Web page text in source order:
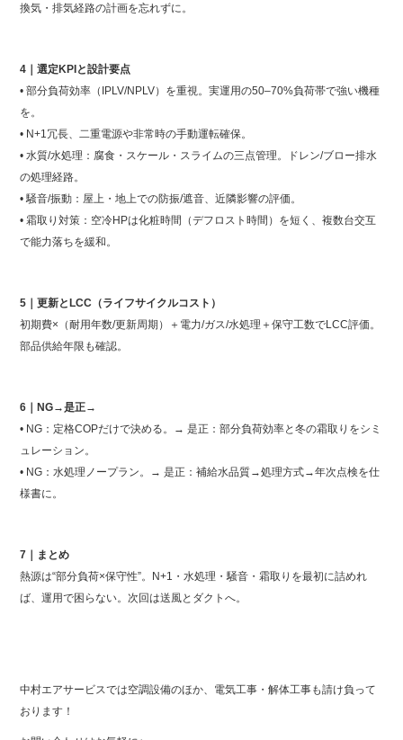
換気・排気経路の計画を忘れずに。
4｜選定KPIと設計要点
• 部分負荷効率（IPLV/NPLV）を重視。実運用の50–70%負荷帯で強い機種
を。
• N+1冗長、二重電源や非常時の手動運転確保。
• 水質/水処理：腐食・スケール・スライムの三点管理。ドレン/ブロー排水
の処理経路。
• 騒音/振動：屋上・地上での防振/遮音、近隣影響の評価。
• 霜取り対策：空冷HPは化粧時間（デフロスト時間）を短く、複数台交互
で能力落ちを緩和。
5｜更新とLCC（ライフサイクルコスト）
初期費×（耐用年数/更新周期）＋電力/ガス/水処理＋保守工数でLCC評価。
部品供給年限も確認。
6｜NG→是正→
• NG：定格COPだけで決める。→ 是正：部分負荷効率と冬の霜取りをシミ
ュレーション。
• NG：水処理ノープラン。→ 是正：補給水品質→処理方式→年次点検を仕
様書に。
7｜まとめ
熱源は“部分負荷×保守性”。N+1・水処理・騒音・霜取りを最初に詰めれ
ば、運用で困らない。次回は送風とダクトへ。
中村エアサービスでは空調設備のほか、電気工事・解体工事も請け負って
おります！